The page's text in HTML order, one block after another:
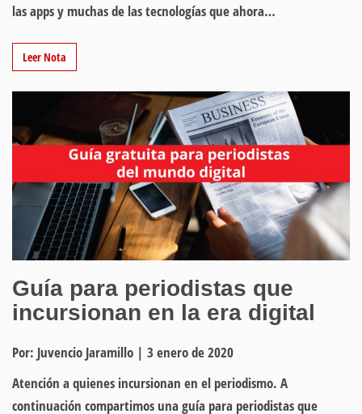
las apps y muchas de las tecnologías que ahora…
Leer Nota
Guía para periodistas que
incursionan en la era digital
Por: Juvencio Jaramillo | 3 enero de 2020
Atención a quienes incursionan en el periodismo. A
continuación compartimos una guía para periodistas que